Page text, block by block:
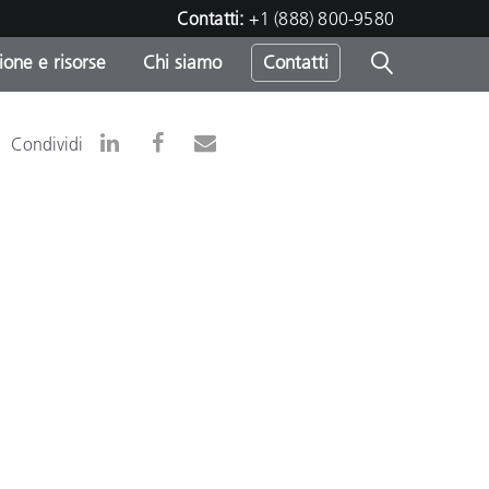
Contatti: +1 (888) 800-9580
e risorse Chi siamo Contatti
Condividi